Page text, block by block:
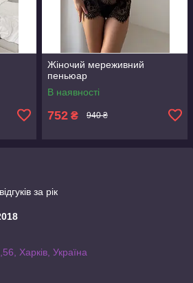
Жіночий мереживний
пеньюар
В наявності
752 ₴ 940 ₴
за рік
Харків, Україна